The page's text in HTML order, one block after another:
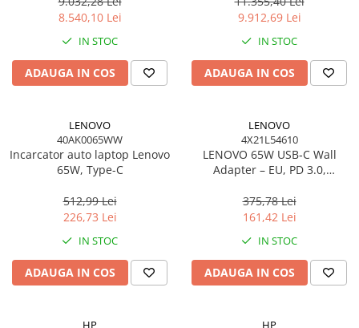
8.540,10 Lei
IN STOC
ADAUGA IN COS
9.912,69 Lei
IN STOC
ADAUGA IN COS
LENOVO
40AK0065WW
Incarcator auto laptop Lenovo
65W, Type-C
512,99 Lei
226,73 Lei
IN STOC
ADAUGA IN COS
LENOVO
4X21L54610
LENOVO 65W USB‑C Wall
Adapter – EU, PD 3.0,
375,78 Lei
161,42 Lei
IN STOC
ADAUGA IN COS
HP
HP